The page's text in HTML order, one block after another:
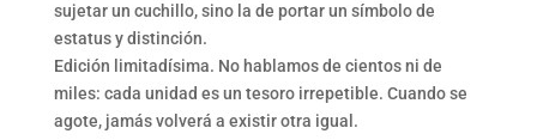
sujetar un cuchillo, sino la de portar un símbolo de
estatus y distinción.
Edición limitadísima. No hablamos de cientos ni de
miles: cada unidad es un tesoro irrepetible. Cuando se
agote, jamás volverá a existir otra igual.